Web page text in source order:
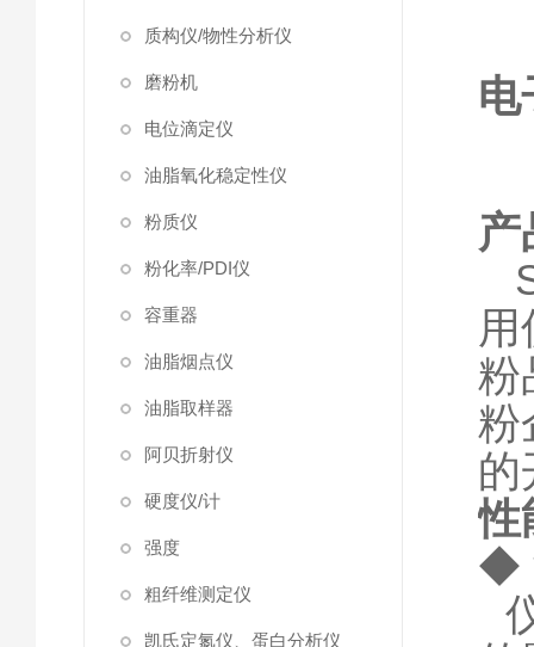
质构仪/物性分析仪
磨粉机
电位滴定仪
油脂氧化稳定性仪
粉质仪
粉化率/PDI仪
容重器
油脂烟点仪
油脂取样器
阿贝折射仪
硬度仪/计
强度
粗纤维测定仪
凯氏定氮仪、蛋白分析仪
电
产
粉
粉
的
性
◆